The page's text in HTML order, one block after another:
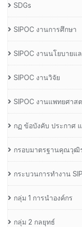
SDGs
SIPOC งานการศึกษา
SIPOC งานนโยบาย
SIPOC งานวิจัย
SIPOC งานแพทยศา
กฏ ข้อบังคับ ประกาศ
กรอบมาตรฐานคุณวุฒิ
กระบวนการทำงาน
กลุ่ม 1 การนำองค์กร
กลุ่ม 2 กลยุทธ์